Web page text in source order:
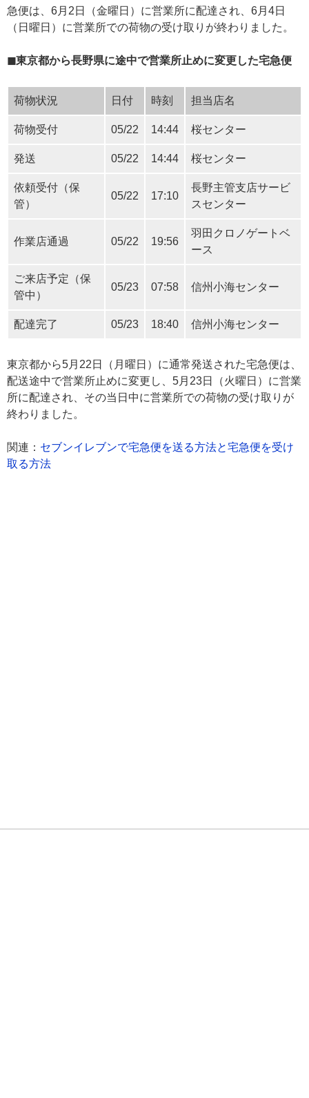
急便は、6月2日（金曜日）に営業所に配達され、6月4日
（日曜日）に営業所での荷物の受け取りが終わりました。
◼︎東京都から長野県に途中で営業所止めに変更した宅急便
荷物状況 日付 時刻 担当店名
荷物受付 05/22 14:44 桜センター
発送 05/22 14:44 桜センター
依頼受付（保
管）
05/22 17:10
長野主管支店サービ
スセンター
作業店通過 05/22 19:56
羽田クロノゲートベ
ース
ご来店予定（保
管中）
05/23 07:58 信州小海センター
配達完了 05/23 18:40 信州小海センター
東京都から5月22日（月曜日）に通常発送された宅急便は、
配送途中で営業所止めに変更し、5月23日（火曜日）に営業
所に配達され、その当日中に営業所での荷物の受け取りが
終わりました。
関連： セブンイレブンで宅急便を送る方法と宅急便を受け
取る方法